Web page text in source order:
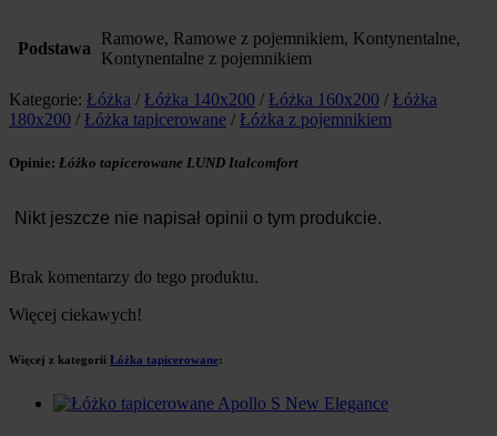
Podstawa
Ramowe, Ramowe z pojemnikiem, Kontynentalne,
Kontynentalne z pojemnikiem
Kategorie: Łóżka / Łóżka 140x200 / Łóżka 160x200 / Łóżka
180x200 / Łóżka tapicerowane / Łóżka z pojemnikiem
Opinie: Łóżko tapicerowane LUND Italcomfort
Nikt jeszcze nie napisał opinii o tym produkcie.
Brak komentarzy do tego produktu.
Więcej ciekawych!
Więcej z kategorii Łóżka tapicerowane: